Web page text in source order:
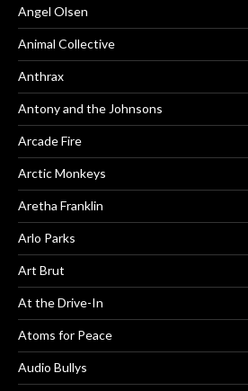
Angel Olsen
Animal Collective
Anthrax
Antony and the Johnsons
Arcade Fire
Arctic Monkeys
Aretha Franklin
Arlo Parks
Art Brut
At the Drive-In
Atoms for Peace
Audio Bullys